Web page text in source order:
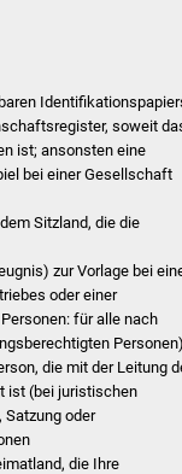
soweit
ist; ansonsten eine
bei einer Gesellschaft
Sitzland, die die
zur Vorlage bei
oder einer
für alle nach
Personen)
die mit der Leitung
ist (bei juristischen
Satzung oder
die Ihre